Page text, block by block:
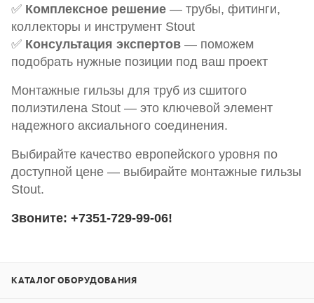
✅ Комплексное решение — трубы, фитинги,
коллекторы и инструмент Stout
✅ Консультация экспертов — поможем
подобрать нужные позиции под ваш проект
Монтажные гильзы для труб из сшитого
полиэтилена Stout — это ключевой элемент
надежного аксиального соединения.
Выбирайте качество европейского уровня по
доступной цене — выбирайте монтажные гильзы
Stout.
Звоните: +7351-729-99-06!
КАТАЛОГ ОБОРУДОВАНИЯ